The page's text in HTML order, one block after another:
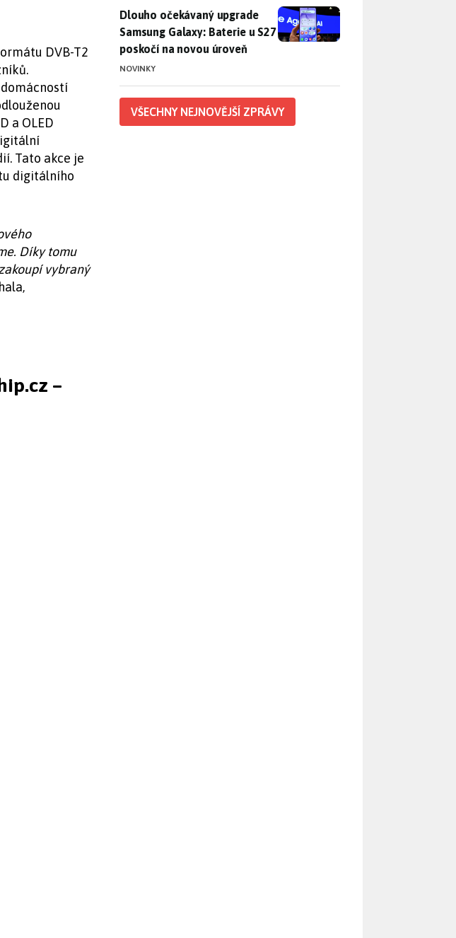
DVB-T2
a OLED
Tato akce je
digitálního
Díky tomu
vybraný
–
Dlouho očekávaný upgrade Samsung Galaxy: Baterie u S27
Dlouho očekávaný upgrade
Samsung Galaxy: Baterie u S27
poskočí na novou úroveň
NOVINKY
VŠECHNY NEJNOVĚJŠÍ ZPRÁVY